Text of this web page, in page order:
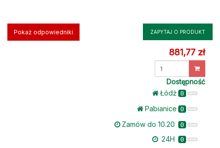
Pokaż odpowiedniki ZAPYTAJ O PRODUKT
881,77 zł
Dostępność
Łódż 0
Pabianice 0
Zamów do 10.20 0
24H 0